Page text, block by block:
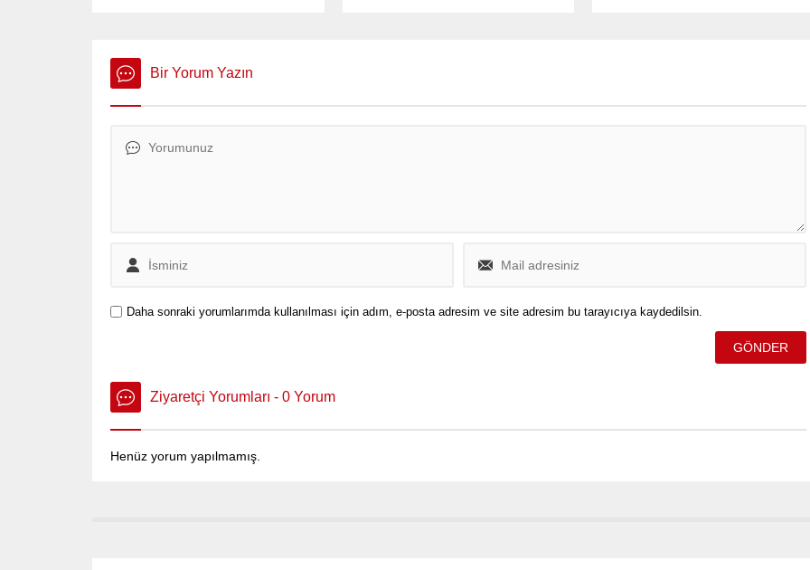
devam edecek.
Bir Yorum Yazın
Daha sonraki yorumlarımda kullanılması için adım, e-posta adresim ve site adresim bu tarayıcıya kaydedilsin.
Ziyaretçi Yorumları - 0 Yorum
Henüz yorum yapılmamış.